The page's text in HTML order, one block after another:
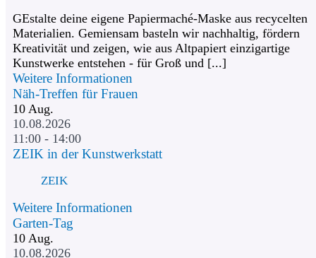
GEstalte deine eigene Papiermaché-Maske aus recycelten
Materialien. Gemiensam basteln wir nachhaltig, fördern
Kreativität und zeigen, wie aus Altpapiert einzigartige
Kunstwerke entstehen - für Groß und [...]
Weitere Informationen
Näh-Treffen für Frauen
10 Aug.
10.08.2026
11:00 - 14:00
ZEIK in der Kunstwerkstatt
ZEIK
Weitere Informationen
Garten-Tag
10 Aug.
10.08.2026